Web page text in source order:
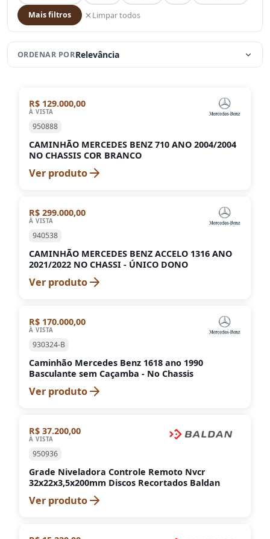
Mais filtros
Limpar todos
ORDENAR PORRelevância
VENDIDO
R$ 129.000,00
À VISTA
950888
CAMINHÃO MERCEDES BENZ 710 ANO 2004/2004
NO CHASSIS COR BRANCO
Ver produto
R$ 299.000,00
À VISTA
940538
CAMINHÃO MERCEDES BENZ ACCELO 1316 ANO
2021/2022 NO CHASSI - ÚNICO DONO
Ver produto
R$ 170.000,00
À VISTA
930324-B
Caminhão Mercedes Benz 1618 ano 1990
Basculante sem Caçamba - No Chassis
Ver produto
R$ 37.200,00
À VISTA
950936
Grade Niveladora Controle Remoto Nvcr
32x22x3,5x200mm Discos Recortados Baldan
Ver produto